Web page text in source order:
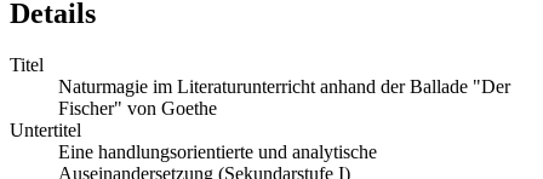
Details
Titel
Naturmagie im Literaturunterricht anhand der Ballade "Der
Fischer" von Goethe
Untertitel
Eine handlungsorientierte und analytische
Auseinandersetzung (Sekundarstufe I)